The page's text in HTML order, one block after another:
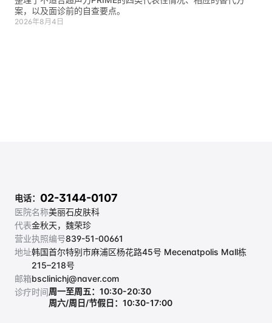
案，以及面诊前的自查要点。
2026年8月4日
医院名称美丽石皮肤科
代表金秋天，魏荣珍
营业执照编号839-51-00661
地址韩国首尔特别市麻浦区杨花路45号 Mecenatpolis Mall栋
215–218号
邮箱bsclinichj@naver.com
诊疗时间周一至周五：10:30-20:30
周六/周日/节假日：10:30-17:00
电话： 02-3144-0107